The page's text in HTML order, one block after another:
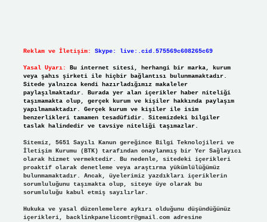
Reklam ve İletişim: Skype: live:.cid.575569c608265c69
Yasal Uyarı:
Bu internet sitesi, herhangi bir marka, kurum
veya şahıs şirketi ile hiçbir bağlantısı bulunmamaktadır.
Sitede yalnızca kendi hazırladığımız makaleler
paylaşılmaktadır. Burada yer alan içerikler haber niteliği
taşımamakta olup, gerçek kurum ve kişiler hakkında paylaşım
yapılmamaktadır. Gerçek kurum ve kişiler ile isim
benzerlikleri tamamen tesadüfidir. Sitemizdeki bilgiler
taslak halindedir ve tavsiye niteliği taşımazlar.
Sitemiz, 5651 Sayılı Kanun gereğince Bilgi Teknolojileri ve
İletişim Kurumu (BTK) tarafından onaylanmış bir Yer Sağlayıcı
olarak hizmet vermektedir. Bu nedenle, sitedeki içerikleri
proaktif olarak denetleme veya araştırma yükümlülüğümüz
bulunmamaktadır. Ancak, üyelerimiz yazdıkları içeriklerin
sorumluluğunu taşımakta olup, siteye üye olarak bu
sorumluluğu kabul etmiş sayılırlar.
Hukuka ve yasal düzenlemelere aykırı olduğunu düşündüğünüz
içerikleri, backlinkpanelicomtr@gmail.comadresine